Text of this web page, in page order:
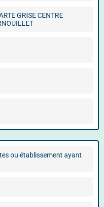
GRISE CENTRE
ou établissement ayant